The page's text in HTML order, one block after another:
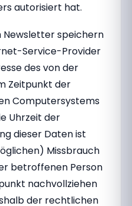
autorisiert hat.
Newsletter speichern
Service-Provider
des von der
Zeitpunkt der
Computersystems
Uhrzeit der
dieser Daten ist
Missbrauch
betroffenen Person
nachvollziehen
der rechtlichen